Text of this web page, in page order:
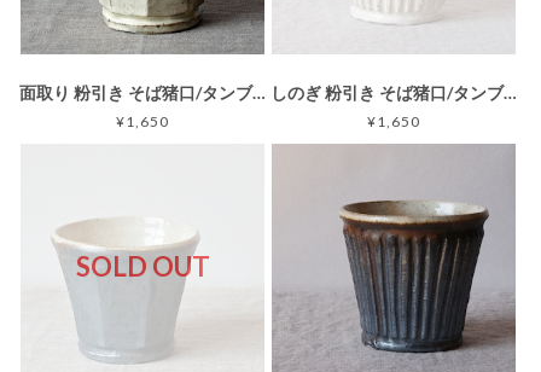
面取り 粉引き そば猪口/タンブラー(益子淳一) MJ-005-1
¥1,650
しのぎ 粉引き そば猪口/タンブラー(益子淳一) MJ-014-1
¥1,650
SOLD OUT